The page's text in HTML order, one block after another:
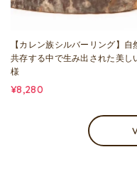
【カレン族シルバーリング】自
共存する中で生み出された美し
様
¥8,280